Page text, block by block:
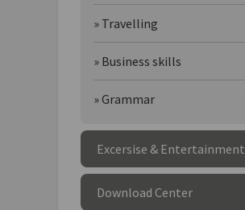
» Travelling
» Business skills
» Grammar
Excersise & Entertainment
Download Center